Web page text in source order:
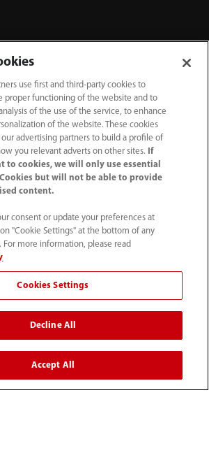
use first and third-party cookies to
proper functioning of the website and to
of the use of the service, to enhance
of the website. These cookies
our advertising partners to build a profile of
you relevant adverts on other sites.
If
to cookies, we will only use essential
but will not be able to provide
content.
consent or update your preferences at
"Cookie Settings" at the bottom of any
For more information, please read
Cookies Settings
Decline All
Accept All